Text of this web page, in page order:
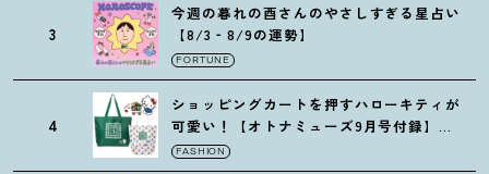
3
今週の暮れの酉さんのやさしすぎる星占い
【8/3‐8/9の運勢】
FORTUNE
4
ショッピングカートを押すハローキティが
可愛い ！
【オトナミューズ9月号付録】紀
ノ国屋バッグ
FASHION